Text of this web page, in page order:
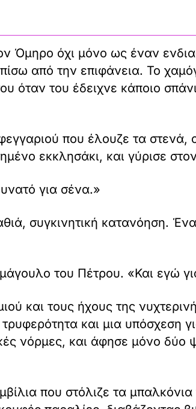
Όμηρο όχι μόνο ως έναν
από την επιφάνεια. Το
όταν του έδειχνε κάποιο
που έλουζε τα στενά,
εκκλησάκι, και γύρισε
για σένα.»
συγκινητική κατανόηση.
του Πέτρου. «Και εγώ
και τους ήχους της
και μια υπόσχεση
νόρμες, και άφησε μόνο δύο
που στόλιζε τα